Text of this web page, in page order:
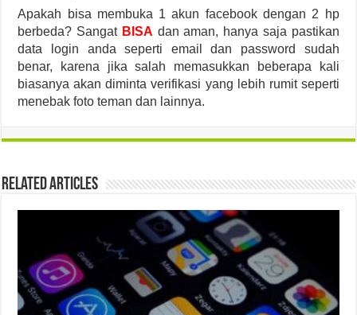
Apakah bisa membuka 1 akun facebook dengan 2 hp
berbeda? Sangat BISA dan aman, hanya saja pastikan
data login anda seperti email dan password sudah
benar, karena jika salah memasukkan beberapa kali
biasanya akan diminta verifikasi yang lebih rumit seperti
menebak foto teman dan lainnya.
Related Articles